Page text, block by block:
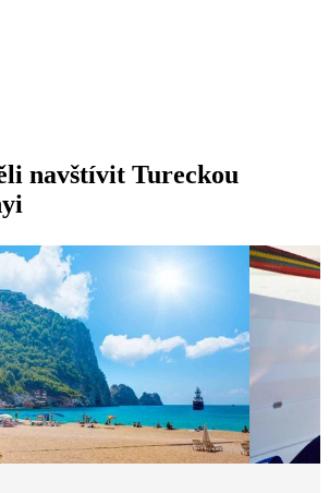
navštívit Tureckou